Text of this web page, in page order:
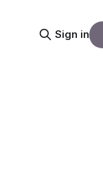
Sign in